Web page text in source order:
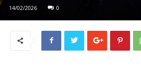
14/02/2026 0